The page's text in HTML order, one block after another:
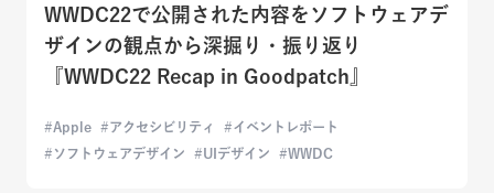
WWDC22で公開された内容をソフトウェアデ
ザインの観点から深掘り・振り返り
『WWDC22 Recap in Goodpatch』
Apple アクセシビリティ
イベントレポート
ソフトウェアデザイン
UIデザイン WWDC